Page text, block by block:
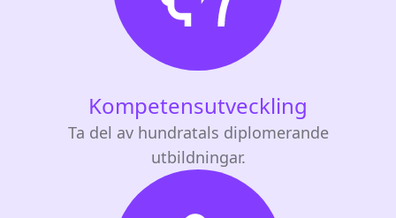
Kompetensutveckling
Ta del av hundratals diplomerande
utbildningar.